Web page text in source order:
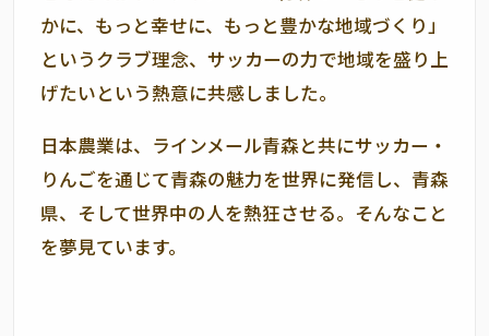
かに、もっと幸せに、もっと豊かな地域づくり」
というクラブ理念、サッカーの力で地域を盛り上
げたいという熱意に共感しました。
日本農業は、ラインメール青森と共にサッカー・
りんごを通じて青森の魅力を世界に発信し、青森
県、そして世界中の人を熱狂させる。そんなこと
を夢見ています。